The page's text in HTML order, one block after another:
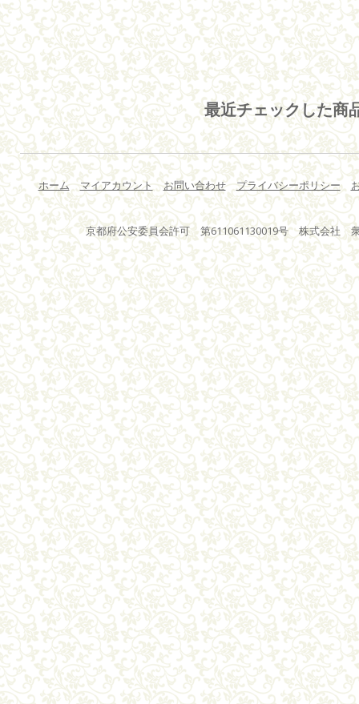
最近チェックした商
ホーム マイアカウント お問い合わせ プライバシーポリシー
京都府公安委員会許可 第611061130019号 株式会社